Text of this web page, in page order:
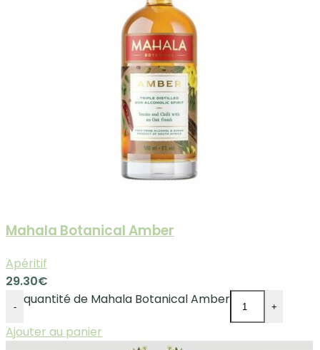
Mahala Botanical Amber
Apéritif
29.30€
- quantité de Mahala Botanical Amber +
Ajouter au panier